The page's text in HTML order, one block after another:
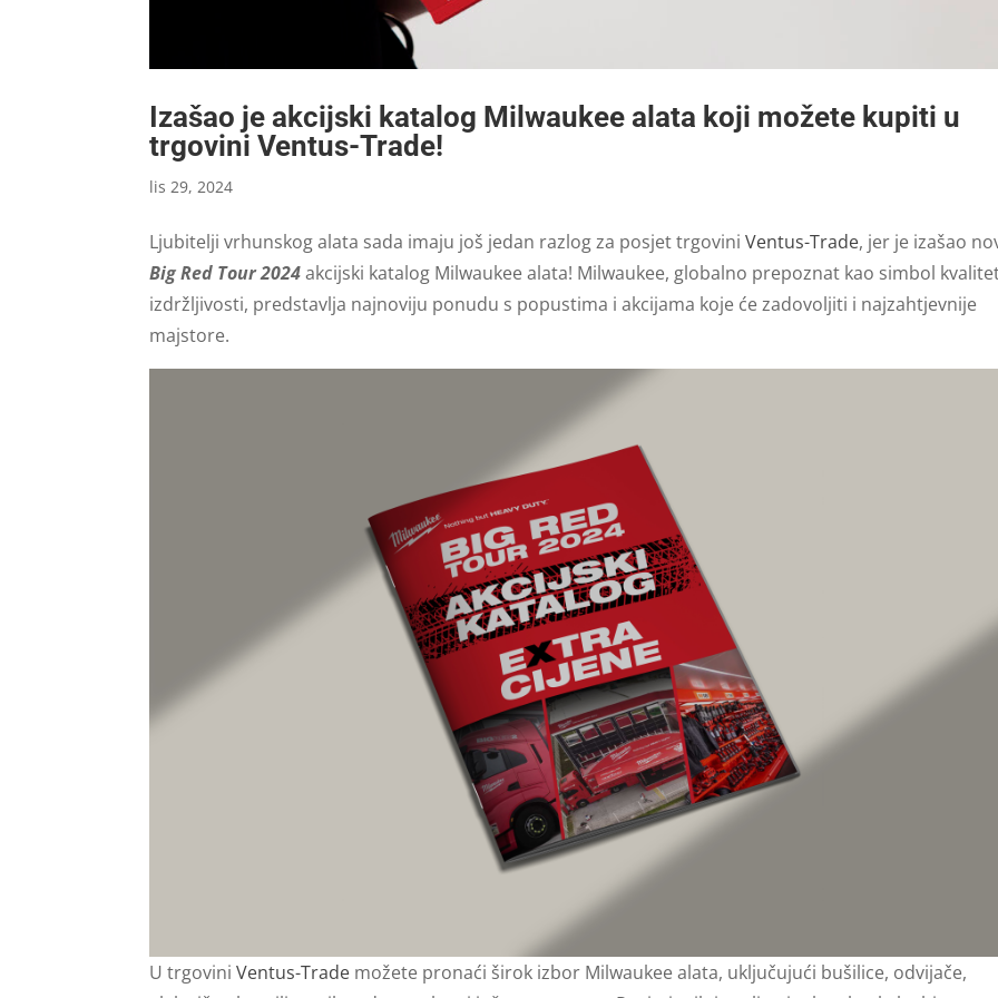
Izašao je akcijski katalog Milwaukee alata koji možete kupiti u
trgovini Ventus-Trade!
lis 29, 2024
Ljubitelji vrhunskog alata sada imaju još jedan razlog za posjet trgoviniVentus-Trade, jer je izašao
Big Red Tour 2024akcijski katalog Milwaukee alata! Milwaukee, globalno prepoznat kao simbol
izdržljivosti, predstavlja najnoviju ponudu s popustima i akcijama koje će zadovoljiti i najzahtjevnije
majstore.
U trgoviniVentus-Trade možete pronaći širok izbor Milwaukee alata, uključujući bušilice, odvijače,